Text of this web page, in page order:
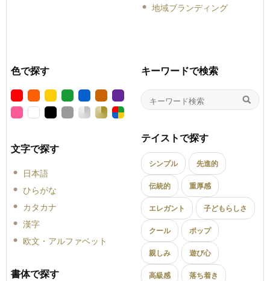
地域ブランディング
色で探す
文字で探す
日本語
ひらがな
カタカナ
漢字
欧文・アルファベット
書体で探す
キーワードで検索
テイストで探す
シンプル 先進的
伝統的 重厚感
エレガント 子どもらしさ
クール ポップ
親しみ 遊び心
高級感 落ち着き